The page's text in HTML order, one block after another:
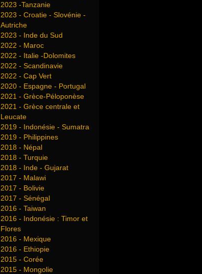
2023 -Tanzanie
2023 - Croatie - Slovénie -
Autriche
2023 - Inde du Sud
2022 - Maroc
2022 - Italie -Dolomites
2022 - Scandinavie
2022 - Cap Vert
2020 - Espagne - Portugal
2021 - Grèce-Péloponèse
2021 - Grèce centrale et
Leucate
2019 - Indonésie - Sumatra
2019 - Philippines
2018 - Népal
2018 - Turquie
2018 - Inde - Gujarat
2017 - Malawi
2017 - Bolivie
2017 - Sénégal
2016 - Taiwan
2016 - Indonésie : Timor et
Flores
2016 - Mexique
2016 - Ethiopie
2015 - Corée
2015 - Mongolie